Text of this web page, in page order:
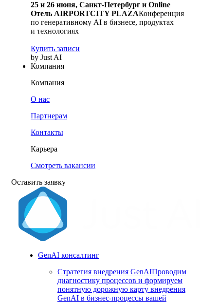
25 и 26 июня, Санкт-Петербург и Online
Отель AIRPORTCITY PLAZAКонференция
по генеративному AI в бизнесе, продуктах
и технологиях
Купить записи
by Just AI
Компания
Компания
О нас
Партнерам
Контакты
Карьера
Смотреть вакансии
Оставить заявку
GenAI консалтинг
Стратегия внедрения GenAIПроводим
диагностику процессов и формируем
понятную дорожную карту внедрения
GenAI в бизнес-процессы вашей